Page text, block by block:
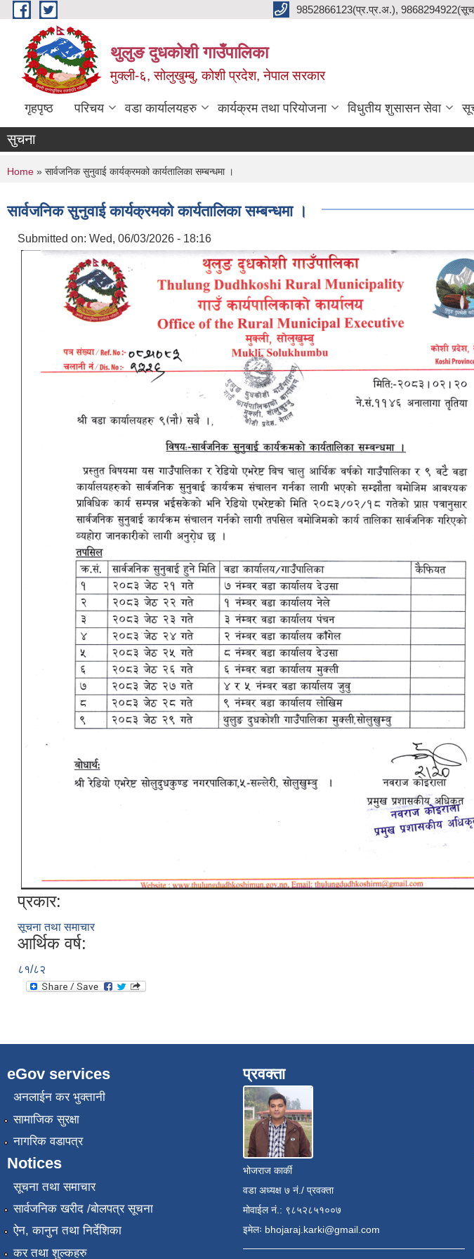
Skip to main content 9852866123(प्र.प्र.अ.),
थुलुङ दुधकोशी गाउँपालिका
मुक्ली-६, सोलुखुम्बु, कोशी प्रदेश, नेपाल सरकार
गृहपृष्ठ परिचय वडा कार्यालयहरु कार्यक्रम तथा परियोजना विधुतीय शुसासन सेवा
सुचना
You are here
Home » सार्वजनिक सुनुवाई कार्यक्रमको कार्यतालिका सम्बन्धमा ।
सार्वजनिक सुनुवाई कार्यक्रमको कार्यतालिका सम्बन्धमा ।
Submitted on: Wed, 06/03/2026 - 18:16
प्रकार:
सूचना तथा समाचार
आर्थिक वर्ष:
८१/८२
eGov services
अनलाईन कर भुक्तानी
सामाजिक सुरक्षा
नागरिक वडापत्र
Notices
सूचना तथा समाचार
सार्वजनिक खरीद /बोलपत्र सूचना
ऐन, कानुन तथा निर्देशिका
कर तथा शुल्कहरु
प्रवक्ता
भोजराज कार्की
वडा अध्यक्ष ७ नं./ प्रवक्ता
मोवाईल नं.: ९८५२८५१००७
इमेलः bhojaraj.karki@gmail.com